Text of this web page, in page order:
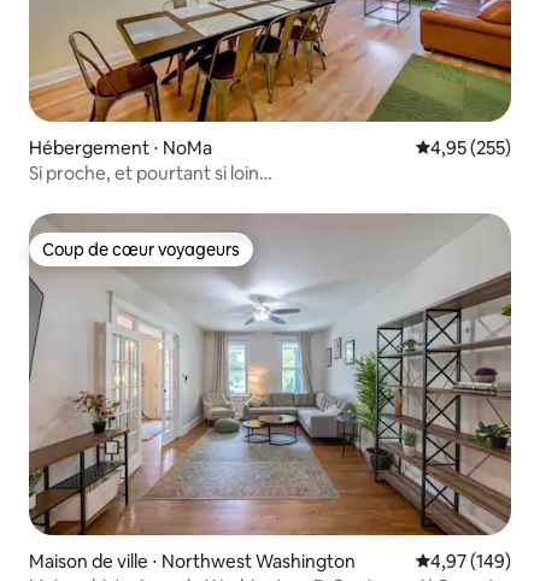
Hébergement ⋅ NoMa Évaluation
4,95 (255)
Si proche, et pourtant si loin…
Coup de cœur voyageurs
Coup de cœur voyageurs
Maison de ville ⋅ Northwest Washington Évaluation
4,97 (149)